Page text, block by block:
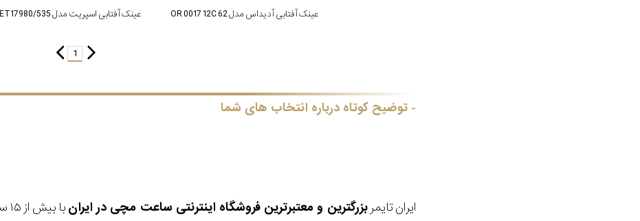
عینک آفتابی آدیداس مدل OR 0017 12C 62 عینک آفتابی اسپریت مدل ET17980/535
1
توضیح کوتاه درباره انتخاب های شما
ایران تایمربزرگترین و معتبرترین فروشگاه اینترنتی ساعت مچی در ایران